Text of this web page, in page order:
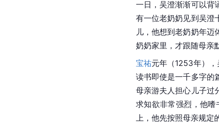
一日，吴澄渐渐可以背
有一位老奶奶见到吴澄
儿，他想到老奶奶年
奶奶家里，才跟随母亲
宝祐元年（1253年）
读书即使是一千多字的
母亲游夫人担心儿子过
求知欲非常强烈，他
上，他先按照母亲规